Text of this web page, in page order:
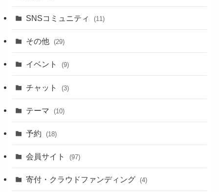
SNSコミュニティ (11)
その他 (29)
イベント (9)
チャット (3)
テーマ (10)
予約 (18)
会員サイト (97)
寄付・クラウドファンディング (4)